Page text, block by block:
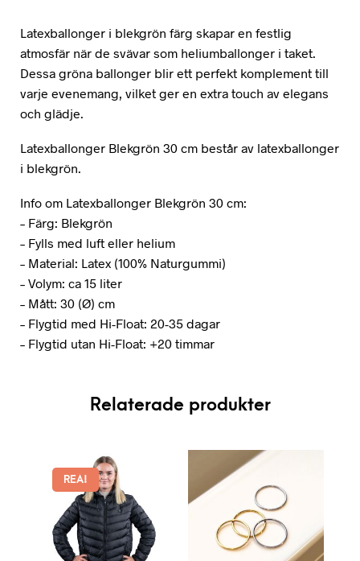
Latexballonger i blekgrön färg skapar en festlig
atmosfär när de svävar som heliumballonger i taket.
Dessa gröna ballonger blir ett perfekt komplement till
varje evenemang, vilket ger en extra touch av elegans
och glädje.
Latexballonger Blekgrön 30 cm består av latexballonger
i blekgrön.
Info om Latexballonger Blekgrön 30 cm:
– Färg: Blekgrön
– Fylls med luft eller helium
– Material: Latex (100% Naturgummi)
– Volym: ca 15 liter
– Mått: 30 (Ø) cm
– Flygtid med Hi-Float: 20-35 dagar
– Flygtid utan Hi-Float: +20 timmar
Relaterade produkter
REA!